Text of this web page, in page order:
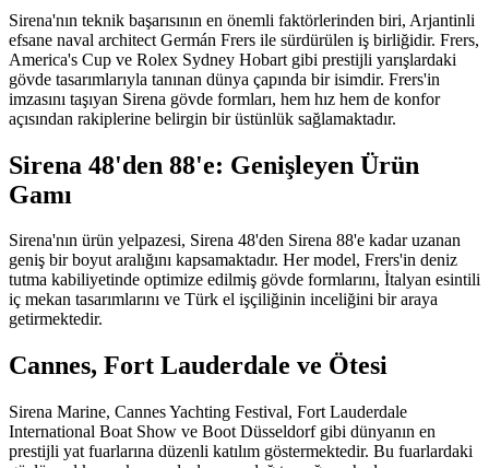
Sirena'nın teknik başarısının en önemli faktörlerinden biri, Arjantinli
efsane naval architect Germán Frers ile sürdürülen iş birliğidir. Frers,
America's Cup ve Rolex Sydney Hobart gibi prestijli yarışlardaki
gövde tasarımlarıyla tanınan dünya çapında bir isimdir. Frers'in
imzasını taşıyan Sirena gövde formları, hem hız hem de konfor
açısından rakiplerine belirgin bir üstünlük sağlamaktadır.
Sirena 48'den 88'e: Genişleyen Ürün
Gamı
Sirena'nın ürün yelpazesi, Sirena 48'den Sirena 88'e kadar uzanan
geniş bir boyut aralığını kapsamaktadır. Her model, Frers'in deniz
tutma kabiliyetinde optimize edilmiş gövde formlarını, İtalyan esintili
iç mekan tasarımlarını ve Türk el işçiliğinin inceliğini bir araya
getirmektedir.
Cannes, Fort Lauderdale ve Ötesi
Sirena Marine, Cannes Yachting Festival, Fort Lauderdale
International Boat Show ve Boot Düsseldorf gibi dünyanın en
prestijli yat fuarlarına düzenli katılım göstermektedir. Bu fuarlardaki